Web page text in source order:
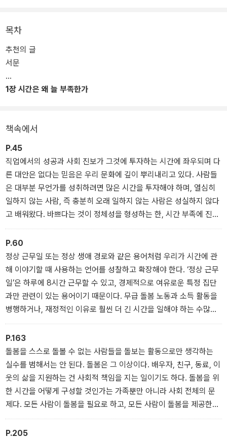
하여 논지를 전개한다.
『시간을 잃어버린 사람들』은 우리의 시간이 타인의 시간과 어떻게 맞
물리는지, 시간 불평등이 어떻게 시간 부족감, 나아가 만성적인 시간
압박을 초래하는지, 양극화, 과로, 저출생, 기후 위기, 반민주주의 등
현대 사회의 산적한 문제가 어떻게 ‘시간 문제’로 수렴되는지를 노동,
은, 시간에 관한 고정관념에 균열을 내는 것은 물론 우리가 살아가는
방식을 완전히 다시 생각하도록 이끌 것이다.
목차
추천의 글
서문
1장 시간은 왜 늘 부족한가
책속에서
P.45
직업에서의 성공과 사회 진보가 그것에 투자하는 시간에 좌우되며 다
른 대안은 없다는 믿음은 우리 문화에 깊이 뿌리내리고 있다. 사람들
은 대부분 무언가를 성취하려면 많은 시간을 투자해야 하며, 열심히
일하지 않는 사람, 즉 충분히 오래 일하지 않는 사람은 성실하지 않다
고 배워왔다. 바쁘다는 것이 정체성을 형성하는 한, 시간 부족에 진지
하게 맞서 싸우기는 어렵다.
P.60
정상 근무일 또는 정상 생애 경로와 같은 용어처럼 우리가 시간에 관
해 이야기할 때 사용하는 언어를 성찰하고 확장해야 한다. ‘정상 근무
일’은 하루에 8시간 근무할 수 있고, 경제적으로 여유로운 특정 집단
과만 관련이 있는 용어이기 때문이다. 무급 돌봄 노동과 소득 활동을
병행하거나, 재정적인 이유로 훨씬 더 긴 시간을 일해야 하는 수많은
사람들의 근무일은 이 용어에 포함되지 않는다. 만약 5시간의 소득
활동과 5시간의 돌봄을 정상 근무일이라고 말하고 이를 새로운 표준
으로 정립한다면 노동을 바라보는 우리의 시각은 어떻게 달라질까?
P.163
돌봄을 스스로 돌볼 수 없는 사람들을 돌보는 활동으로만 생각하는
실수를 범해서는 안 된다. 돌봄은 그 이상이다. 배우자, 친구, 동료, 이
웃의 삶을 지원하는 건 사회적 책임을 지는 일이기도 하다. 돌봄을 위
한 시간을 어떻게 구성할 것인가는 가족뿐만 아니라 사회 전체의 문
제다. 모든 사람이 돌봄을 필요로 하고, 모든 사람이 돌봄을 제공한다.
돌봄 노동을 사회 전체에 공정하게 분배하고, 더 많은 사람이 자발적
으로 돌봄을 일상의 당연한 한 자리로 인정하기 위해서는 소득 활동
P.205